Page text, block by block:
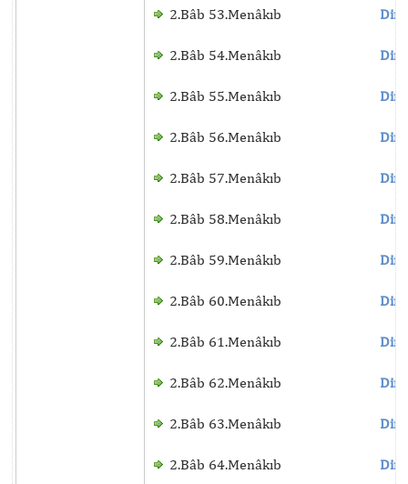
2.Bâb 53.Menâkıb
2.Bâb 54.Menâkıb
2.Bâb 55.Menâkıb
2.Bâb 56.Menâkıb
2.Bâb 57.Menâkıb
2.Bâb 58.Menâkıb
2.Bâb 59.Menâkıb
2.Bâb 60.Menâkıb
2.Bâb 61.Menâkıb
2.Bâb 62.Menâkıb
2.Bâb 63.Menâkıb
2.Bâb 64.Menâkıb